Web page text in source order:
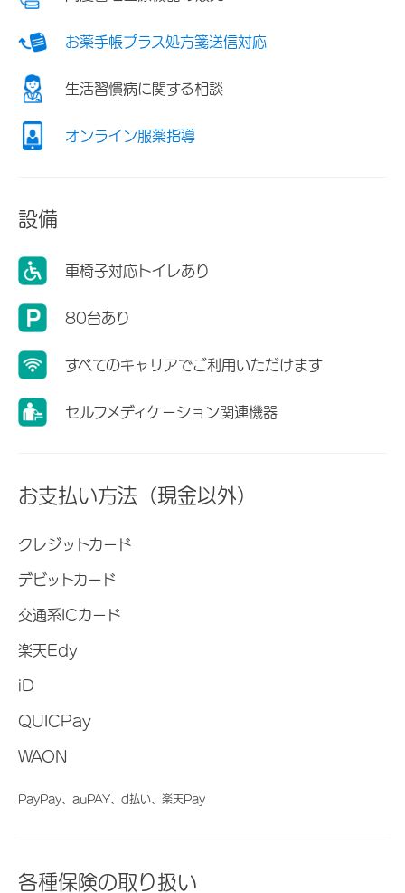
お薬手帳プラス処方箋送信対応
生活習慣病に関する相談
オンライン服薬指導
設備
車椅子対応トイレあり
80台あり
すべてのキャリアでご利用いただけます
セルフメディケーション関連機器
お支払い方法（現金以外）
クレジットカード
デビットカード
交通系ICカード
楽天Edy
iD
QUICPay
WAON
PayPay、auPAY、d払い、楽天Pay
各種保険の取り扱い